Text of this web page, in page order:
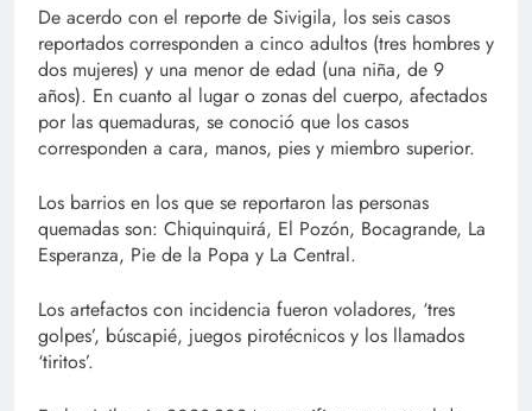
De acerdo con el reporte de Sivigila, los seis casos
reportados corresponden a cinco adultos (tres hombres y
dos mujeres) y una menor de edad (una niña, de 9
años). En cuanto al lugar o zonas del cuerpo, afectados
por las quemaduras, se conoció que los casos
corresponden a cara, manos, pies y miembro superior.
Los barrios en los que se reportaron las personas
quemadas son: Chiquinquirá, El Pozón, Bocagrande, La
Esperanza, Pie de la Popa y La Central.
Los artefactos con incidencia fueron voladores, ‘tres
golpes’, búscapié, juegos pirotécnicos y los llamados
‘tiritos’.